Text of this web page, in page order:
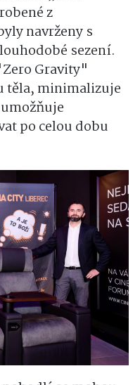
z
navrženy s
sezení.
Gravity"
těla, minimalizuje
po celou dobu